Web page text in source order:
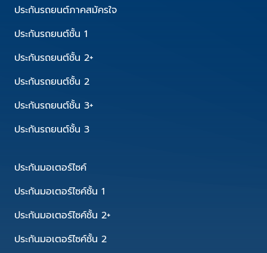
ประกันรถยนต์ภาคสมัครใจ
ประกันรถยนต์ชั้น 1
ประกันรถยนต์ชั้น 2+
ประกันรถยนต์ชั้น 2
ประกันรถยนต์ชั้น 3+
ประกันรถยนต์ชั้น 3
ประกันมอเตอร์ไซค์
ประกันมอเตอร์ไซค์ชั้น 1
ประกันมอเตอร์ไซค์ชั้น 2+
ประกันมอเตอร์ไซค์ชั้น 2